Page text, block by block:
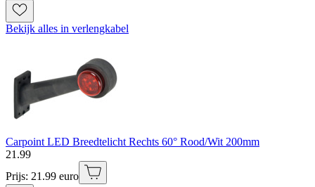
Bekijk alles in verlengkabel
Carpoint LED Breedtelicht Rechts 60° Rood/Wit 200mm
21 .99
Prijs: 21.99 euro